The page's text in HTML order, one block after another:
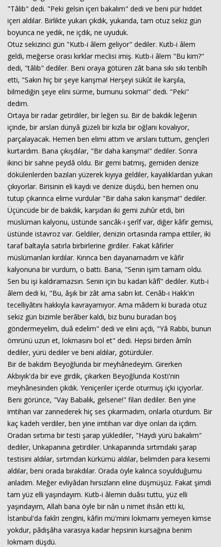
"Tâlib" dedi. "Peki gelsin içeri bakalım" dedi ve beni pür hiddet
içeri aldılar. Birlikte yukarı çıkdık, yukarıda, tam otuz sekiz gün
boyunca ne yedik, ne içdik, ne uyuduk.
Otuz sekizinci gün "Kutb-i âlem geliyor" dediler. Kutb-i âlem
geldi, meğerse orası kırklar meclisi imiş. Kutb-i âlem "Bu kim?"
dedi, "tâlib" dediler. Beni oraya götüren zât bana sıkı sıkı tenbîh
etti, "Sakın hiç bir şeye karışma! Herşeyi sükût ile karşıla,
bilmediğin şeye elini sürme, burnunu sokma!" dedi. "Peki"
dedim.
Ortaya bir radar getirdiler, bir leğen su. Bir de bakdık leğenin
içinde, bir arslan dünyâ güzeli bir kızla bir oğlanı kovalıyor,
parçalayacak. Hemen ben elimi attım ve arslanı tuttum, gençleri
kurtardım. Bana çıkışdılar, "Bir daha karışma!" dediler. Sonra
ikinci bir sahne peydâ oldu. Bir gemi batmış, gemiden denize
dökülenlerden bazıları yüzerek kıyıya geldiler, kayalıklardan yukarı
çıkıyorlar. Birisinin eli kaydı ve denize düşdü, ben hemen onu
tutup çıkarınca elime vurdular "Bir daha sakın karışma!" dediler.
Üçüncüde bir de bakdık, karşıdan iki gemi zuhûr etdi, biri
müslüman kalyonu, üstünde sancâk-ı şerîf var, diğer kâfir gemisi,
üstünde istavroz var. Geldiler, denizin ortasında rampa ettiler, iki
taraf baltayla satırla birbirlerine girdiler. Fakat kâfirler
müslümanları kırdılar. Kırınca ben dayanamadım ve kâfir
kalyonuna bir vurdum, o battı. Bana, "Senin işim tamam oldu.
Sen bu işi kaldıramazsın. Senin için bu kadarı kâfî" dediler. Kutb-i
âlem dedi ki, "Bu, âşık bir zât ama sabrı kıt. Cenâb-ı Hakk'ın
tecelliyâtını hakkıyla kavrayamıyor. Ama mâdem ki burada otuz
sekiz gün bizimle berâber kaldı, biz bunu buradan boş
göndermeyelim, duâ edelim" dedi ve elini açdı, "Yâ Rabbi, bunun
ömrünü uzun et, lokmasını bol et" dedi. Hepsi birden âmîn
dediler, yürü dediler ve beni aldılar, götürdüler.
Bir de bakdım Beyoğlunda bir meyhânedeyim. Girerken
Akbıyık'da bir eve girdik, çıkarken Beyoğlunda Kosti'nin
meyhânesinden çıkdık. Yeniçeriler içerde oturmuş içki içiyorlar.
Beni görünce, "Vay Babalık, gelsene!" filan dediler. Ben yine
imtihan var zannederek hiç ses çıkarmadım, onlarla oturdum. Bir
kaç kadeh verdiler, ben yine imtihan var diye onları da içdim.
Oradan sırtıma bir testi şarap yüklediler, "Haydi yürü bakalım"
dediler, Unkapanına getirdiler. Unkapanında sırtımdaki şarap
testisini aldılar, sırtımdan kürkümü aldılar, belimden para kesemi
aldılar, beni orada bırakdılar. Orada öyle kalınca soyulduğumu
anladım. Meğer evliyâdan hırsızların eline düşmüşüz. Fakat şimdi
tam yüz elli yaşındayım. Kutb-i âlemin duâsı tuttu, yüz elli
yaşındayım, Allah bana öyle bir nân u nimet ihsân etti ki,
İstanbul'da fakîri zengini, kâfiri mü'mini lokmamı yemeyen kimse
yokdur, pâdişâha varasıya kadar hepsinin kursağına benim
lokmam düşdü.